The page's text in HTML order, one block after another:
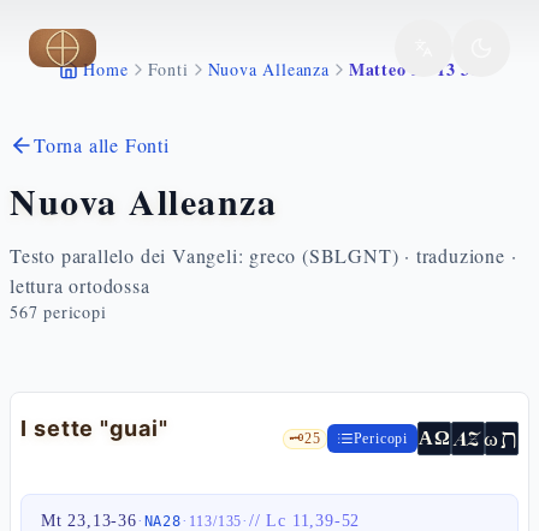
Vai al contenuto principale
Home Fonti Nuova Alleanza Matteo 23 13 36
Torna alle Fonti
Nuova Alleanza
Testo parallelo dei Vangeli: greco (SBLGNT) · traduzione ·
lettura ortodossa
567 pericopi
I sette "guai" 🗝️25 Pericopi ΑΩ AZωת
Mt 23,13-36· NA28· 113/135·//Lc 11,39-52